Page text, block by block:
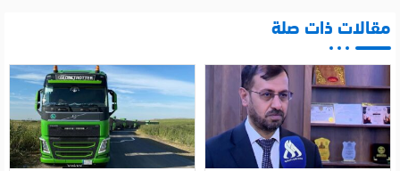
مقالات ذات صلة